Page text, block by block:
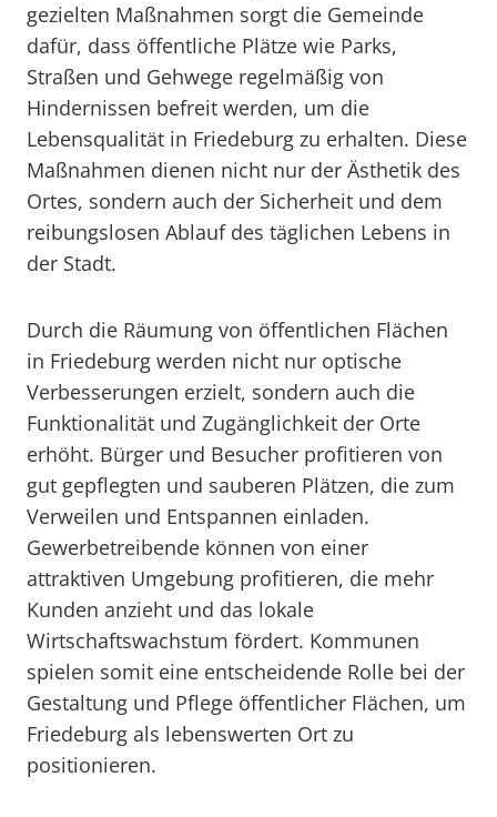
gezielten Maßnahmen sorgt die Gemeinde
dafür, dass öffentliche Plätze wie Parks,
Straßen und Gehwege regelmäßig von
Hindernissen befreit werden, um die
Lebensqualität in Friedeburg zu erhalten. Diese
Maßnahmen dienen nicht nur der Ästhetik des
Ortes, sondern auch der Sicherheit und dem
reibungslosen Ablauf des täglichen Lebens in
der Stadt.
Durch die Räumung von öffentlichen Flächen
in Friedeburg werden nicht nur optische
Verbesserungen erzielt, sondern auch die
Funktionalität und Zugänglichkeit der Orte
erhöht. Bürger und Besucher profitieren von
gut gepflegten und sauberen Plätzen, die zum
Verweilen und Entspannen einladen.
Gewerbetreibende können von einer
attraktiven Umgebung profitieren, die mehr
Kunden anzieht und das lokale
Wirtschaftswachstum fördert. Kommunen
spielen somit eine entscheidende Rolle bei der
Gestaltung und Pflege öffentlicher Flächen, um
Friedeburg als lebenswerten Ort zu
positionieren.